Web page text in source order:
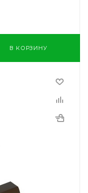
В КОРЗИНУ